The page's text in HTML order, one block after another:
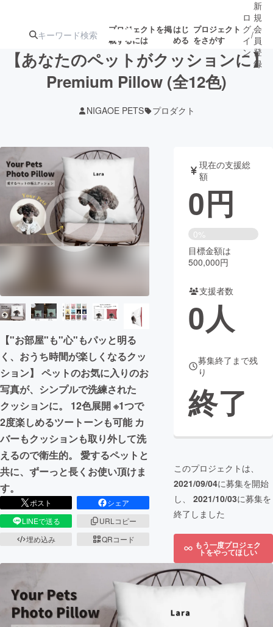
プロジェクトを掲
載するには
はじ
める
プロジェクト
をさがす
ジェクト
募集終了が近いプ
ロジェクト
アート・写真 音楽
テクノロジー・ガジェット ゲーム・サ
映像・映画 書籍・雑誌
ビジネス・起業 チャレンジ
まちづくり・地域活性化
CAMPFIRE for Social Good
CAMPFIRE Creation
CAMPFIREふるさと納税machi-ya
ロ
グ
イ
ン
/
新
規
会
員
登
録
【あなたのペットがクッションに】
Premium Pillow (全12色)
NIGAOE PETS プロダクト
【"お部屋"も"心"もパッと明る
く、おうち時間が楽しくなるクッ
ション】 ペットのお気に入りのお
写真が、シンプルで洗練された
クッションに。 12色展開 ※1つで
2度楽しめるツートーンも可能 カ
バーもクッションも取り外して洗
えるので衛生的。 愛するペットと
共に、ずーっと長くお使い頂けま
す。
ポスト
シェア
LINEで送る
URLコピー
埋め込み
QRコード
現在の支援総
額
0円
0%
目標金額は
500,000円
支援者数
0人
募集終了まで残
り
終了
このプロジェクトは、
2021/09/04に募集を開始
し、 2021/10/03に募集を
終了しました
もう一度プロジェク
トをやってほしい